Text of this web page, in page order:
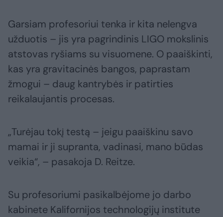
Garsiam profesoriui tenka ir kita nelengva
užduotis – jis yra pagrindinis LIGO mokslinis
atstovas ryšiams su visuomene. O paaiškinti,
kas yra gravitacinės bangos, paprastam
žmogui – daug kantrybės ir patirties
reikalaujantis procesas.
„Turėjau tokį testą – jeigu paaiškinu savo
mamai ir ji supranta, vadinasi, mano būdas
veikia“, – pasakoja D. Reitze.
Su profesoriumi pasikalbėjome jo darbo
kabinete Kalifornijos technologijų institute